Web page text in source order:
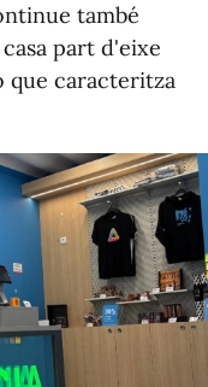
també
part d'eixe
que caracteritza